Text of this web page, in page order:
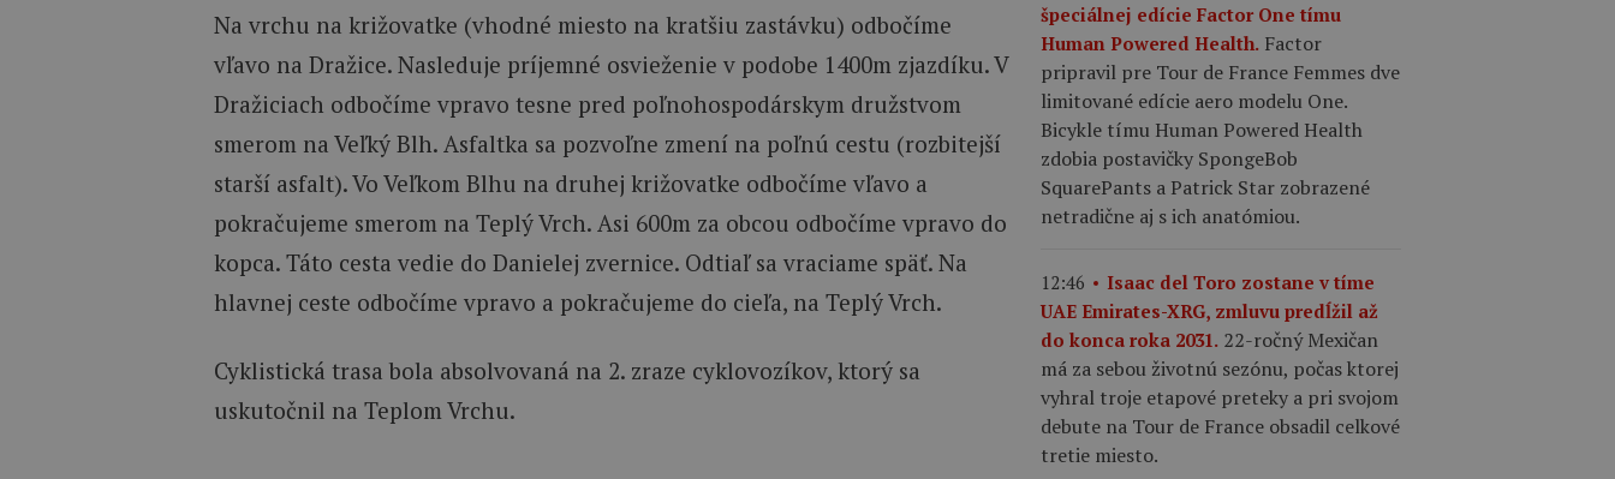
Na vrchu na križovatke (vhodné miesto na kratšiu zastávku) odbočíme
vľavo na Dražice. Nasleduje príjemné osvieženie v podobe 1400m zjazdíku. V
Dražiciach odbočíme vpravo tesne pred poľnohospodárskym družstvom
smerom na Veľký Blh. Asfaltka sa pozvoľne zmení na poľnú cestu (rozbitejší
starší asfalt). Vo Veľkom Blhu na druhej križovatke odbočíme vľavo a
pokračujeme smerom na Teplý Vrch. Asi 600m za obcou odbočíme vpravo do
kopca. Táto cesta vedie do Danielej zvernice. Odtiaľ sa vraciame späť. Na
hlavnej ceste odbočíme vpravo a pokračujeme do cieľa, na Teplý Vrch.
Cyklistická trasa bola absolvovaná na 2. zraze cyklovozíkov, ktorý sa
uskutočnil na Teplom Vrchu.
špeciálnej edície Factor One tímu
Human Powered Health. Factor
pripravil pre Tour de France Femmes dve
limitované edície aero modelu One.
Bicykle tímu Human Powered Health
zdobia postavičky SpongeBob
SquarePants a Patrick Star zobrazené
netradične aj s ich anatómiou.
12:46
Isaac del Toro zostane v tíme
UAE Emirates-XRG, zmluvu predĺžil až
do konca roka 2031. 22-ročný Mexičan
má za sebou životnú sezónu, počas ktorej
vyhral troje etapové preteky a pri svojom
debute na Tour de France obsadil celkové
tretie miesto.